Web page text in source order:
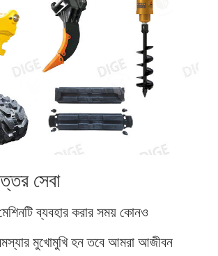
সেবা
ব্যবহার করার সময় কোনও
মুখোমুখি হন তবে আমরা আজীবন